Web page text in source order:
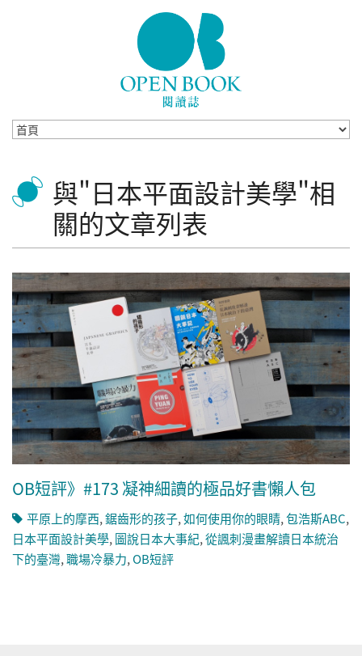
與"日本平面設計美學"相
關的文章列表
OB短評》#173 凝神細讀的極品好書懶人包
平原上的摩西,鋸齒形的孩子,如何使用你的眼睛,包浩斯ABC,
日本平面設計美學,圖說日本大事紀,從諷刺漫畫解讀日本統治
下的臺灣,職場冷暴力,OB短評